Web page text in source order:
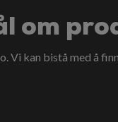
om
. Vi kan bistå med å